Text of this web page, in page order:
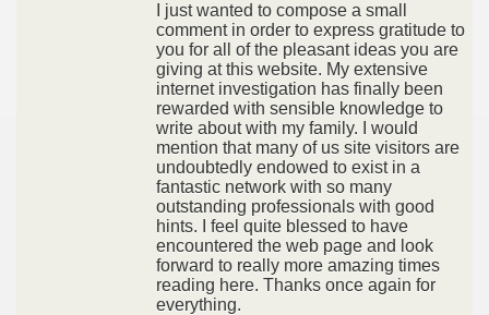
I just wanted to compose a small
comment in order to express gratitude to
you for all of the pleasant ideas you are
giving at this website. My extensive
internet investigation has finally been
rewarded with sensible knowledge to
write about with my family. I would
mention that many of us site visitors are
undoubtedly endowed to exist in a
fantastic network with so many
outstanding professionals with good
hints. I feel quite blessed to have
encountered the web page and look
forward to really more amazing times
reading here. Thanks once again for
everything.